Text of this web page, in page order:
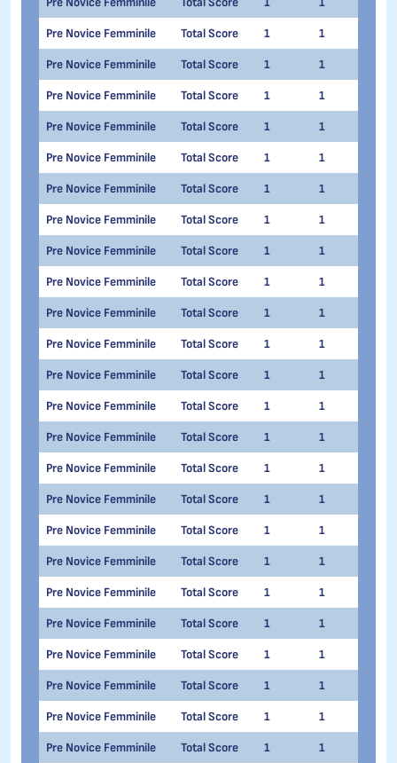
Pre Novice Femminile Total Score 1 1
Pre Novice Femminile Total Score 1 1
Pre Novice Femminile Total Score 1 1
Pre Novice Femminile Total Score 1 1
Pre Novice Femminile Total Score 1 1
Pre Novice Femminile Total Score 1 1
Pre Novice Femminile Total Score 1 1
Pre Novice Femminile Total Score 1 1
Pre Novice Femminile Total Score 1 1
Pre Novice Femminile Total Score 1 1
Pre Novice Femminile Total Score 1 1
Pre Novice Femminile Total Score 1 1
Pre Novice Femminile Total Score 1 1
Pre Novice Femminile Total Score 1 1
Pre Novice Femminile Total Score 1 1
Pre Novice Femminile Total Score 1 1
Pre Novice Femminile Total Score 1 1
Pre Novice Femminile Total Score 1 1
Pre Novice Femminile Total Score 1 1
Pre Novice Femminile Total Score 1 1
Pre Novice Femminile Total Score 1 1
Pre Novice Femminile Total Score 1 1
Pre Novice Femminile Total Score 1 1
Pre Novice Femminile Total Score 1 1